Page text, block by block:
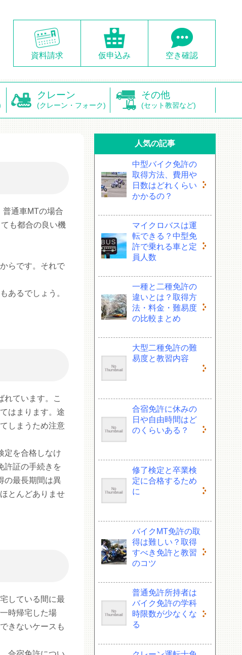
資料請求 仮申込み 空き確認
クレーン
(クレーン・フォーク)
その他
(セット教習など)
通車MTの場合
も都合の良い機
らです。それで
あるでしょう。
れています。こ
はまります。途
しまうため注意
定を合格しなけ
許証の手続きを
の最長期間は異
とんどありませ
している間に最
時帰宅した場
きないケースも
人気の記事
中型バイク免許の
取得方法、費用や
日数はどれくらい
かかるの？
マイクロバスは運
転できる？中型免
許で乗れる車と定
員人数
一種と二種免許の
違いとは？取得方
法・料金・難易度
の比較まとめ
大型二種免許の難
易度と教習内容
合宿免許に休みの
日や自由時間はど
のくらいある？
修了検定と卒業検
定に合格するため
に
バイクMT免許の取
得は難しい？取得
すべき免許と教習
のコツ
普通免許所持者は
バイク免許の学科
時限数が少なくな
る